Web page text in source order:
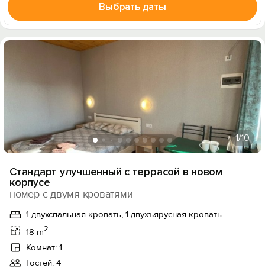
Выбрать даты
1/10
Стандарт улучшенный с террасой в новом
корпусе
номер с двумя кроватями
1 двухспальная кровать, 1 двухъярусная кровать
18 m2
Комнат: 1
Гостей: 4